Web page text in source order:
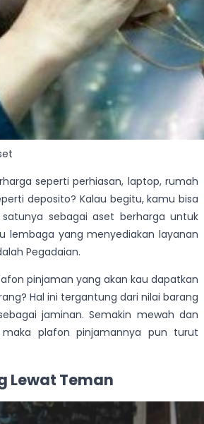
seperti perhiasan, laptop, rumah
deposito? Kalau begitu, kamu bisa
sebagai aset berharga untuk
lembaga yang menyediakan layanan
Pegadaian.
pinjaman yang akan kau dapatkan
Hal ini tergantung dari nilai barang
jaminan. Semakin mewah dan
maka plafon pinjamannya pun turut
Lewat Teman